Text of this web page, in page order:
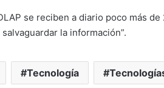
se reciben a diario poco más
la información”.
Tecnología